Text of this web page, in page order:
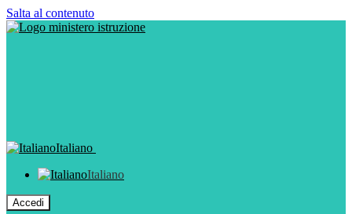
Salta al contenuto
Italiano
Italiano
Accedi